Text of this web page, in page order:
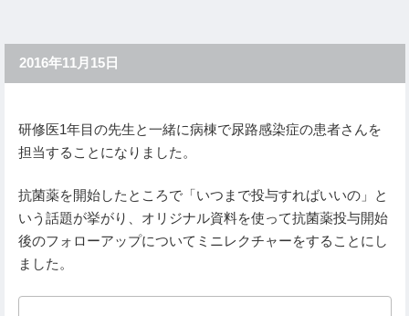
2016年11月15日
研修医1年目の先生と一緒に病棟で尿路感染症の患者さんを
担当することになりました。
抗菌薬を開始したところで「いつまで投与すればいいの」と
いう話題が挙がり、オリジナル資料を使って抗菌薬投与開始
後のフォローアップについてミニレクチャーをすることにし
ました。